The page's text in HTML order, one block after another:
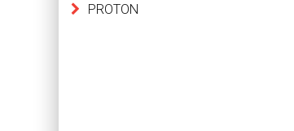
PROTON